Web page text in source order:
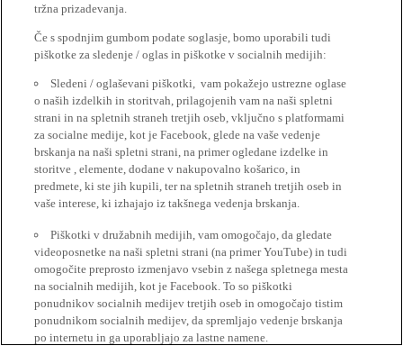
tržna prizadevanja.
Če s spodnjim gumbom podate soglasje, bomo uporabili tudi
piškotke za sledenje / oglas in piškotke v socialnih medijih:
Sledeni / oglaševani piškotki, vam pokažejo ustrezne oglase
o naših izdelkih in storitvah, prilagojenih vam na naši spletni
strani in na spletnih straneh tretjih oseb, vključno s platformami
za socialne medije, kot je Facebook, glede na vaše vedenje
brskanja na naši spletni strani, na primer ogledane izdelke in
storitve , elemente, dodane v nakupovalno košarico, in
predmete, ki ste jih kupili, ter na spletnih straneh tretjih oseb in
vaše interese, ki izhajajo iz takšnega vedenja brskanja.
Piškotki v družabnih medijih, vam omogočajo, da gledate
videoposnetke na naši spletni strani (na primer YouTube) in tudi
omogočite preprosto izmenjavo vsebin z našega spletnega mesta
na socialnih medijih, kot je Facebook. To so piškotki
ponudnikov socialnih medijev tretjih oseb in omogočajo tistim
ponudnikom socialnih medijev, da spremljajo vedenje brskanja
po internetu in ga uporabljajo za lastne namene.